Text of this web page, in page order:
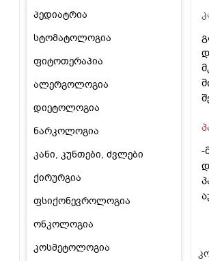
პედიატრია
სტომატოლოგია
ფიტოთერაპია
ალერგოლოგია
დიეტოლოგია
ნარკოლოგია
კანი, კუნთები, ძვლები
ქირურგია
ფსიქონევროლოგია
ონკოლოგია
კოსმეტოლოგია
-